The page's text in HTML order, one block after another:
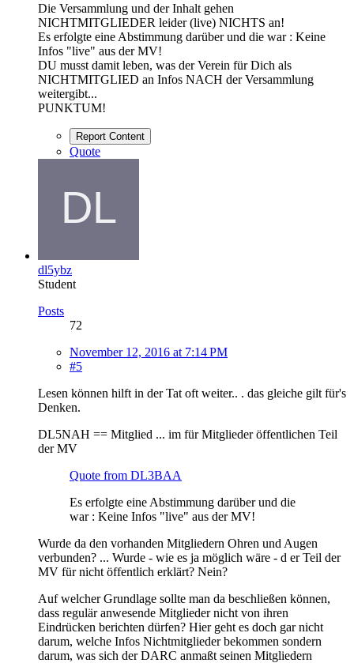
Die Versammlung und der Inhalt gehen
NICHTMITGLIEDER leider (live) NICHTS an!
Es erfolgte eine Abstimmung darüber und die war : Keine
Infos "live" aus der MV!
DU musst damit leben, was der Verein für Dich als
NICHTMITGLIED an Infos NACH der Versammlung
weitergibt...
PUNKTUM!
Report Content
Quote
dl5ybz
Student
Posts
72
November 12, 2016 at 7:14 PM
#5
Lesen können hilft in der Tat oft weiter.. . das gleiche gilt für's
Denken.
DL5NAH == Mitglied ... im für Mitglieder öffentlichen Teil
der MV
Quote from DL3BAA
Es erfolgte eine Abstimmung darüber und die
war : Keine Infos "live" aus der MV!
Wurde da den vorhanden Mitgliedern Ohren und Augen
verbunden? ... Wurde - wie es ja möglich wäre - d er Teil der
MV für nicht öffentlich erklärt? Nein?
Auf welcher Grundlage sollte man da beschließen können,
dass regulär anwesende Mitglieder nicht von ihren
Eindrücken berichten dürfen? Hier geht es doch gar nicht
darum, welche Infos Nichtmitglieder bekommen sondern
darum, was sich der DARC anmaßt seinen Mitgliedern